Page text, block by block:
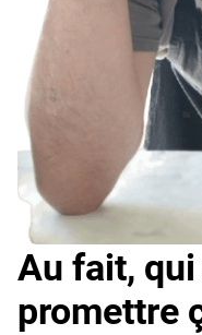
Au fait,
promettre